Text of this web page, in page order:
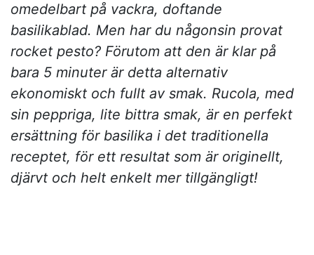
omedelbart på vackra, doftande
basilikablad. Men har du någonsin provat
rocket pesto? Förutom att den är klar på
bara 5 minuter är detta alternativ
ekonomiskt och fullt av smak. Rucola, med
sin peppriga, lite bittra smak, är en perfekt
ersättning för basilika i det traditionella
receptet, för ett resultat som är originellt,
djärvt och helt enkelt mer tillgängligt!